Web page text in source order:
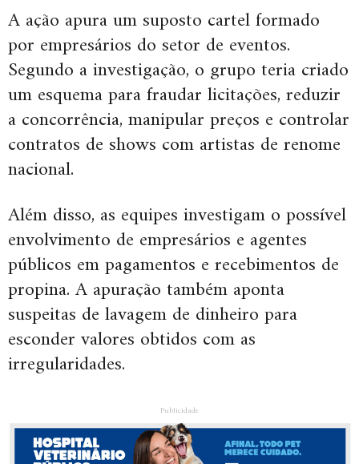
A ação apura um suposto cartel formado
por empresários do setor de eventos.
Segundo a investigação, o grupo teria criado
um esquema para fraudar licitações, reduzir
a concorrência, manipular preços e controlar
contratos de shows com artistas de renome
nacional.
Além disso, as equipes investigam o possível
envolvimento de empresários e agentes
públicos em pagamentos e recebimentos de
propina. A apuração também aponta
suspeitas de lavagem de dinheiro para
esconder valores obtidos com as
irregularidades.
Publicidade